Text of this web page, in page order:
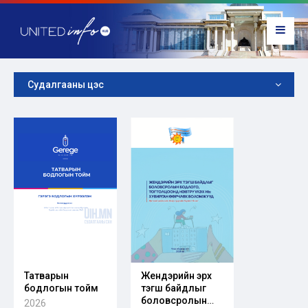
Судалгааны цэс
Татварын
бодлогын тойм
2026
Жендэрийн эрх
тэгш байдлыг
боловсролын